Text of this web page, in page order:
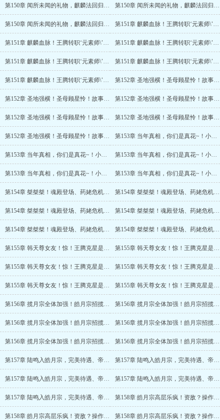
第150章 闻所未闻的礼物，麒麟法回归！(4/6) 第150章 闻所未闻的礼物，麒麟法回归！(5/6)
第150章 闻所未闻的礼物，麒麟法回归！(6/6) 第151章 麒麟血脉！王腾转职‘元素师\’？万花圣地！
第151章 麒麟血脉！王腾转职‘元素师\’？万花圣地！(2/6) 第151章 麒麟血脉！王腾转职‘元素师\’？万花圣地！(3/6)
第151章 麒麟血脉！王腾转职‘元素师\’？万花圣地！(4/6) 第151章 麒麟血脉！王腾转职‘元素师\’？万花圣地！(5/6)
第151章 麒麟血脉！王腾转职‘元素师\’？万花圣地！(6/6) 第152章 圣地强横！圣母顾星怜！故事与问题
第152章 圣地强横！圣母顾星怜！故事与问题(2/6) 第152章 圣地强横！圣母顾星怜！故事与问题(3/6)
第152章 圣地强横！圣母顾星怜！故事与问题(4/6) 第152章 圣地强横！圣母顾星怜！故事与问题(5/6)
第152章 圣地强横！圣母顾星怜！故事与问题(6/6) 第153章 当年真相，你们是真花~！小龙女与战场
第153章 当年真相，你们是真花~！小龙女与战场(2/5) 第153章 当年真相，你们是真花~！小龙女与战场(3/5)
第153章 当年真相，你们是真花~！小龙女与战场(4/5) 第153章 当年真相，你们是真花~！小龙女与战场(5/5)
第154章 桀桀桀！魂殿登场、药姥危机！稻草人大军！ 第154章 桀桀桀！魂殿登场、药姥危机！稻草人大军！(2/6)
第154章 桀桀桀！魂殿登场、药姥危机！稻草人大军！(3/6) 第154章 桀桀桀！魂殿登场、药姥危机！稻草人大军！(4/6)
第154章 桀桀桀！魂殿登场、药姥危机！稻草人大军！(5/6) 第154章 桀桀桀！魂殿登场、药姥危机！稻草人大军！(6/6)
第155章 韩天尊女友！惊！王腾克星是谁？ 第155章 韩天尊女友！惊！王腾克星是谁？(2/6)
第155章 韩天尊女友！惊！王腾克星是谁？(3/6) 第155章 韩天尊女友！惊！王腾克星是谁？(4/6)
第155章 韩天尊女友！惊！王腾克星是谁？(5/6) 第155章 韩天尊女友！惊！王腾克星是谁？(6/6)
第156章 揽月宗全体加强！皓月宗招揽陆鸣~！ 第156章 揽月宗全体加强！皓月宗招揽陆鸣~！(2/6)
第156章 揽月宗全体加强！皓月宗招揽陆鸣~！(3/6) 第156章 揽月宗全体加强！皓月宗招揽陆鸣~！(4/6)
第156章 揽月宗全体加强！皓月宗招揽陆鸣~！(5/6) 第156章 揽月宗全体加强！皓月宗招揽陆鸣~！(6/6)
第157章 陆鸣入皓月宗，完美待遇、帝兵！ 第157章 陆鸣入皓月宗，完美待遇、帝兵！(2/5)
第157章 陆鸣入皓月宗，完美待遇、帝兵！(3/5) 第157章 陆鸣入皓月宗，完美待遇、帝兵！(4/5)
第157章 陆鸣入皓月宗，完美待遇、帝兵！(5/5) 第158章 皓月宗高层乐疯！资敌？操作开始！
第158章 皓月宗高层乐疯！资敌？操作开始！(2/6) 第158章 皓月宗高层乐疯！资敌？操作开始！(3/6)